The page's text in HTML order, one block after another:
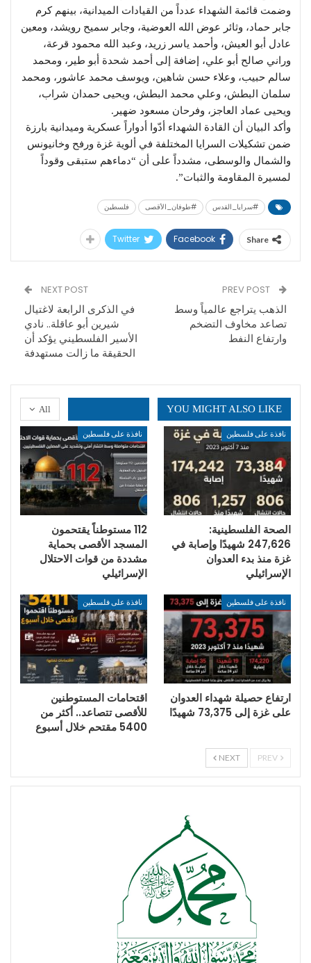
وضمت قائمة الشهداء عدداً من القيادات الميدانية، بينهم كرم
جابر حماد، وثائر عوض الله العوضية، وجابر سميح رويشد، ومعين
عادل أبو العيش، وأحمد ياسر زريد، وعبد الله محمود قرعة،
وراني صالح أبو علي، إضافة إلى أحمد شحدة أبو طير، ومحمد
سالم حبيب، وعلاء حسن شاهين، ويوسف محمد عاشور، ومحمد
سلمان البطش، وعلي محمد البطش، ويحيى حمدان شراب،
ويحيى عماد العاجز، وفرحان مسعود ضهير.
وأكد البيان أن القادة الشهداء أدّوا أدواراً عسكرية وميدانية بارزة
ضمن تشكيلات السرايا المختلفة في ألوية غزة ورفح وخانيونس
والشمال والوسطى، مشدداً على أن “دماءهم ستبقى وقوداً
لمسيرة المقاومة والثبات”.
#سرايا_القدس #طوفان_الأقصى فلسطين
Share
Facebook
Twitter
الذهب يتراجع عالمياً وسط
تصاعد مخاوف التضخم
وارتفاع النفط
NEXT POST
في الذكرى الرابعة لاغتيال
شيرين أبو عاقلة.. نادي
الأسير الفلسطيني يؤكد أن
الحقيقة ما زالت مستهدفة
All YOU MIGHT ALSO LIKE
نافذة على فلسطين
الصحة الفلسطينية:
247,626 شهيدًا وإصابة في
غزة منذ بدء العدوان
الإسرائيلي
نافذة على فلسطين
112 مستوطناً يقتحمون
المسجد الأقصى بحماية
مشددة من قوات الاحتلال
الإسرائيلي
نافذة على فلسطين
ارتفاع حصيلة شهداء العدوان
على غزة إلى 73,375 شهيدًا
نافذة على فلسطين
اقتحامات المستوطنين
للأقصى تتصاعد.. أكثر من
5400 مقتحم خلال أسبوع
NEXT